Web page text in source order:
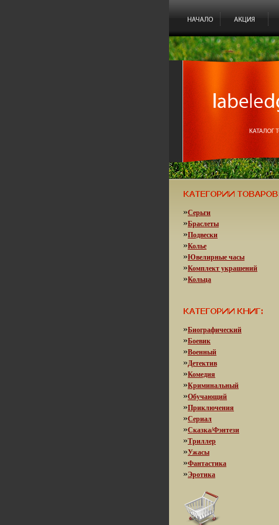
»Серьги
»Браслеты
»Подвески
»Колье
»Ювелирные часы
»Комплект украшений
»Кольца
»Биографический
»Боевик
»Военный
»Детектив
»Комедия
»Криминальный
»Обучающий
»Приключения
»Сериал
»Сказка/Фэнтези
»Триллер
»Ужасы
»Фантастика
»Эротика